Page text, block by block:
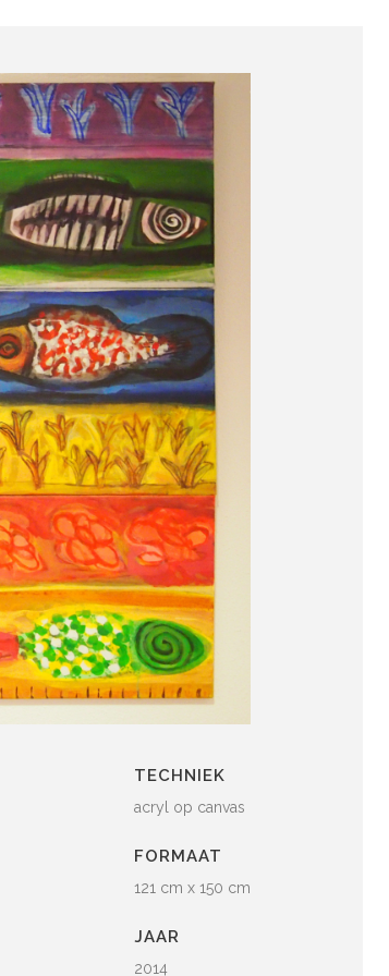
TECHNIEK
acryl op canvas
FORMAAT
121 cm x 150 cm
JAAR
2014